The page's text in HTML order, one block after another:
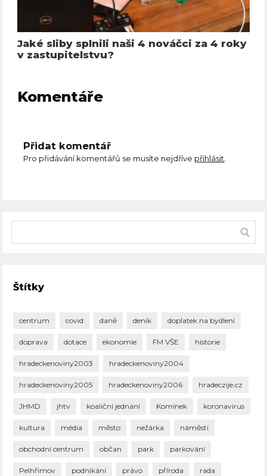
Jaké sliby splnili naši 4 nováčci za 4 roky
v zastupitelstvu?
Komentáře
Přidat komentář
Pro přidávání komentářů se musíte nejdříve přihlásit
Štítky
centrum covid daně deník doplatek na bydlení
doprava dotace ekonomie FM VŠE historie
hradeckenoviny2003 hradeckenoviny2004
hradeckenoviny2005 hradeckenoviny2006 hradeczije.cz
JHMD jhtv koaliční jednání Komínek koronavirus
kultura média město nežárka náměstí
obchodní centrum občan park parkování
Pelhřimov podnikání právo příroda rada